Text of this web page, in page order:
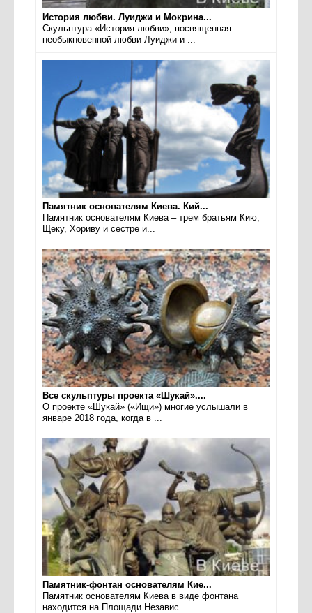
История любви. Луиджи и Мокрина...
Скульптура «История любви», посвященная
необыкновенной любви Луиджи и ...
Памятник основателям Киева. Кий...
Памятник основателям Киева – трем братьям Кию,
Щеку, Хориву и сестре и...
Все скульптуры проекта «Шукай»....
О проекте «Шукай» («Ищи») многие услышали в
январе 2018 года, когда в ...
Памятник-фонтан основателям Кие...
Памятник основателям Киева в виде фонтана
находится на Площади Независ...